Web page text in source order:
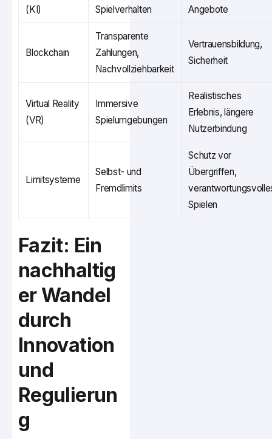
(KI)
Spielverhalten
Angebote
Blockchain
Transparente
Zahlungen,
Nachvollziehbarkeit
Vertrauensbildung,
Sicherheit
Virtual Reality
(VR)
Immersive
Spielumgebungen
Realistisches
Erlebnis, längere
Nutzerbindung
Limitsysteme
Selbst- und
Fremdlimits
Schutz vor
Übergriffen,
Spielen
Fazit: Ein
nachhaltig
er Wandel
durch
Innovation
und
Regulierun
g